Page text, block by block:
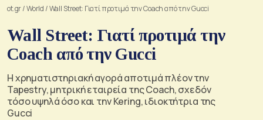
ot.gr/World /Wall Street: Γιατί προτιμά την Coach από την Gucci
Wall Street: Γιατί προτιμά την
Coach από την Gucci
Η χρηματιστηριακή αγορά αποτιμά πλέον την
Tapestry, μητρική εταιρεία της Coach, σχεδόν
τόσο υψηλά όσο και την Kering, ιδιοκτήτρια της
Gucci